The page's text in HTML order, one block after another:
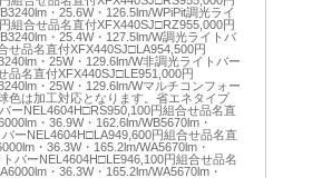
・25.6W・126.5lm/WPiPit調光ライ
組合せ品名直付XFX440SJ□RZ955,000円
・25.4W・127.5lm/W調光ライトバ
せ品名直付XFX440SJ□LA954,500円
・25W・129.6lm/W非調光ライトバー
品名直付XFX440SJ□LE951,000円
・25W・129.6lm/Wマルチコンフォー
色は加工対応となります。省エネタイプ
ーNEL4604H□RS950,100円組合せ品名直
・36.9W・162.6lm/WB5670lm・
ーNEL4604H□LA949,600円組合せ品名直
・36.3W・165.2lm/WA5670lm・
バーNEL4604H□LE946,100円組合せ品名
・36.3W・165.2lm/WA5670lm・